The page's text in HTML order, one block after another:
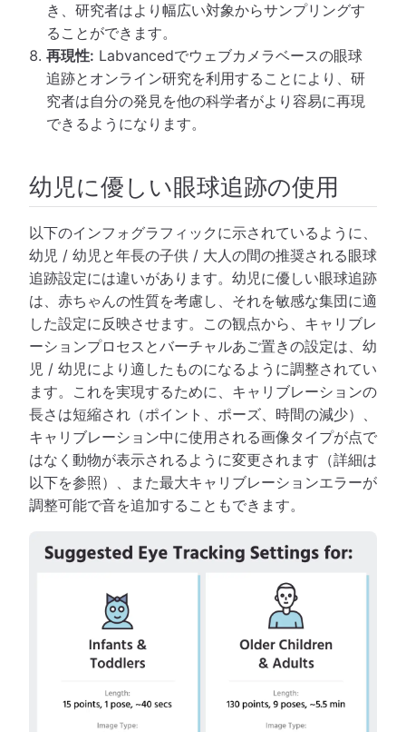
き、研究者はより幅広い対象からサンプリングす
ることができます。
再現性: Labvancedでウェブカメラベースの眼球
追跡とオンライン研究を利用することにより、研
究者は自分の発見を他の科学者がより容易に再現
できるようになります。
幼児に優しい眼球追跡の使用
以下のインフォグラフィックに示されているように、
幼児 / 幼児と年長の子供 / 大人の間の推奨される眼球
追跡設定には違いがあります。幼児に優しい眼球追跡
は、赤ちゃんの性質を考慮し、それを敏感な集団に適
した設定に反映させます。この観点から、キャリブレ
ーションプロセスとバーチャルあご置きの設定は、幼
児 / 幼児により適したものになるように調整されてい
ます。これを実現するために、キャリブレーションの
長さは短縮され（ポイント、ポーズ、時間の減少）、
キャリブレーション中に使用される画像タイプが点で
はなく動物が表示されるように変更されます（詳細は
以下を参照）、また最大キャリブレーションエラーが
調整可能で音を追加することもできます。